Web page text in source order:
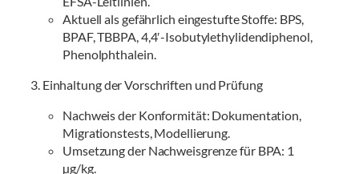
Aktuell als gefährlich eingestufte Stoffe: BPS,
BPAF, TBBPA, 4,4′-Isobutylethylidendiphenol,
Phenolphthalein.
3. Einhaltung der Vorschriften und Prüfung
Nachweis der Konformität: Dokumentation,
Migrationstests, Modellierung.
Umsetzung der Nachweisgrenze für BPA: 1
µg/kg.